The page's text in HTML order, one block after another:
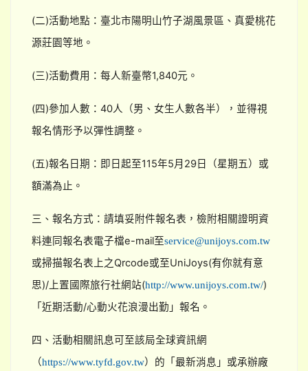
(二)活動地點：臺北市陽明山竹子湖風景區、真愛桃花
源莊園等地。
(三)活動費用：每人新臺幣1,840元。
(四)參加人數：40人（男、女生人數各半），並得視
報名情形予以彈性調整。
(五)報名日期：即日起至115年5月29日（星期五）或
額滿為止。
三、報名方式：請填妥附件報名表，檢附相關證明資
料連同報名表電子檔e-mail至service@unijoys.com.tw
或掃描報名表上之Qrcode或至UniJoys(有你就有意
思)/上置國際旅行社網站(http://www.unijoys.com.tw/)
「近期活動/心動火花浪漫出勤」報名。
四、活動相關訊息可至該局全球資訊網
（https://www.tyfd.gov.tw）的「最新消息」或承辦廠